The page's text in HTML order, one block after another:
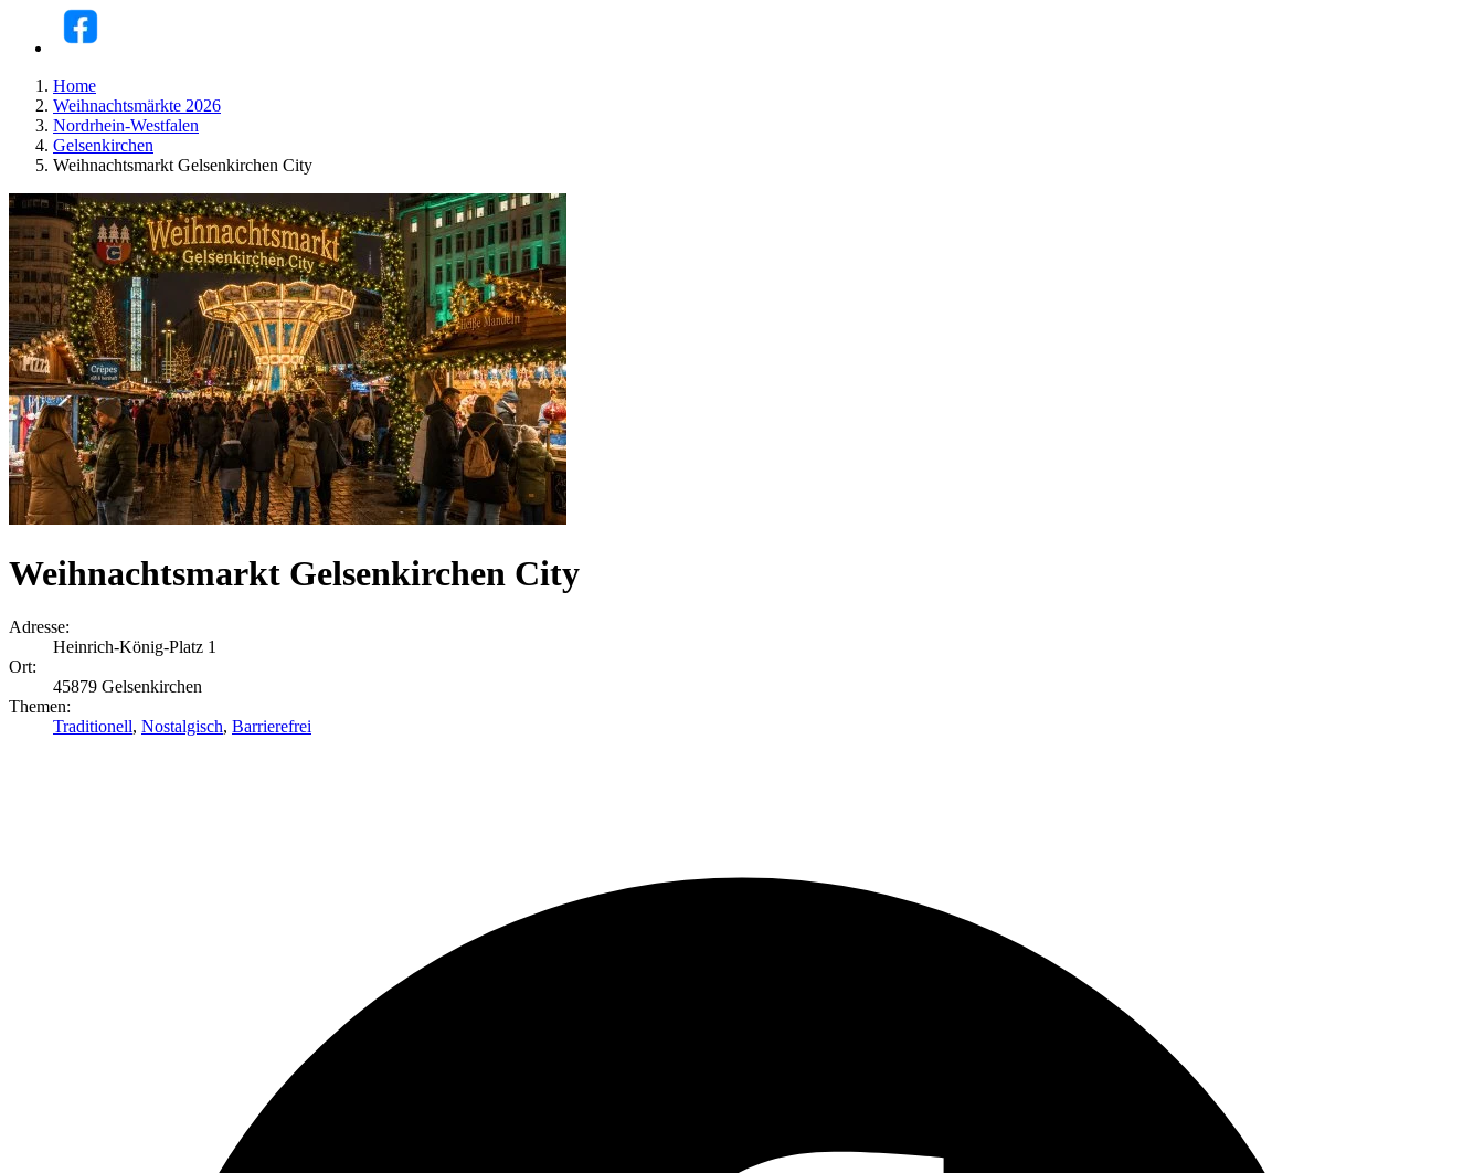
Home
Weihnachtsmärkte 2026
Nordrhein-Westfalen
Gelsenkirchen
Weihnachtsmarkt Gelsenkirchen City
Weihnachtsmarkt Gelsenkirchen City
Adresse:
Heinrich-König-Platz 1
Ort:
45879 Gelsenkirchen
Themen:
Traditionell, Nostalgisch, Barrierefrei